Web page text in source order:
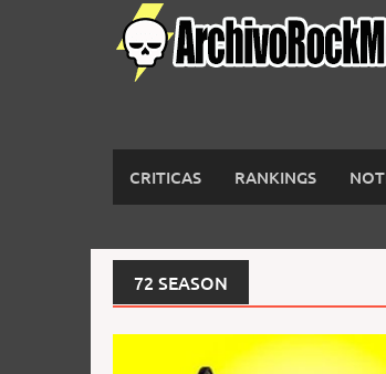
CRITICAS RANKINGS
72 SEASON